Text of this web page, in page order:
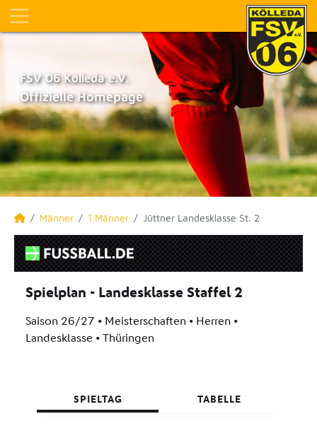
FSV 06 Kölleda e.V.
Offizielle Homepage
Männer 1.Männer Jüttner Landesklasse St. 2